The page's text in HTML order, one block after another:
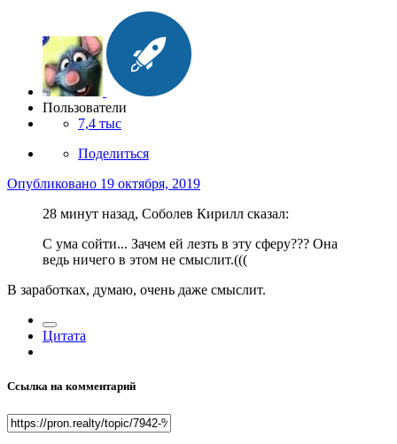
Пользователи
7,4 тыс
Поделиться
Опубликовано 19 октября, 2019
28 минут назад, Соболев Кирилл сказал:
С ума сойти... Зачем ей лезть в эту сферу??? Она
ведь ничего в этом не смыслит.(((
В заработках, думаю, очень даже смыслит.
Цитата
Ссылка на комментарий